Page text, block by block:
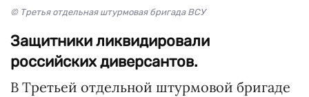
© Третья отдельная штурмовая бригада ВСУ
Защитники ликвидировали
российских диверсантов.
В Третьей отдельной штурмовой бригаде